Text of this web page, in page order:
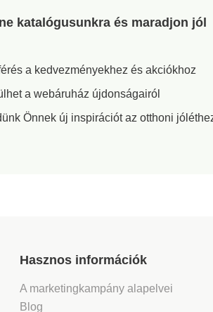
katalógusunkra és maradjon jól
a kedvezményekhez és akciókhoz
a webáruház újdonságairól
Önnek új inspirációt az otthoni
Hasznos információk
A marketingkampány alapelvei
Blog